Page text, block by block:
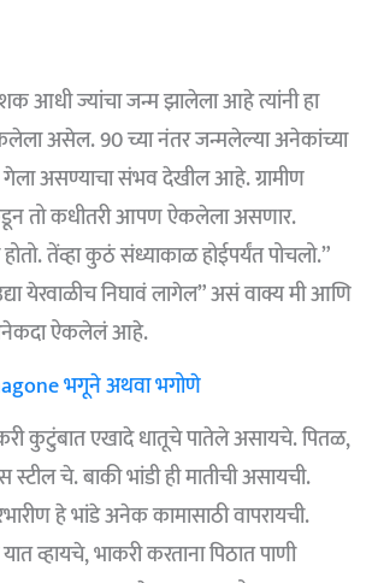
आधी ज्यांचा जन्म झालेला आहे त्यांनी हा
असेल. 90 च्या नंतर जन्मलेल्या अनेकांच्या
असण्याचा संभव देखील आहे. ग्रामीण
तो कधीतरी आपण ऐकलेला असणार.
तेंव्हा कुठं संध्याकाळ होईपर्यंत पोचलो.”
येरवाळीच निघावं लागेल” असं वाक्य मी आणि
अनेकदा ऐकलेलं आहे.
भगूने अथवा भगोणे
कुटुंबात एखादे धातूचे पातेले असायचे. पितळ,
चे. बाकी भांडी ही मातीची असायची.
हे भांडे अनेक कामासाठी वापरायची.
व्हायचे, भाकरी करताना पिठात पाणी